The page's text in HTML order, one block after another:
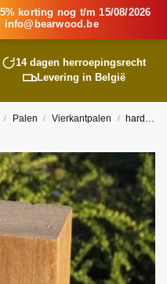
korting nog t/m 15/08/2026
info@ bearwood.be
14 dagen herroepingsrecht
Levering in België
/ Palen / Vierkantpalen / hardhouten paal gepunt 7x7cm